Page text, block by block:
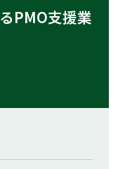
PMO支援業